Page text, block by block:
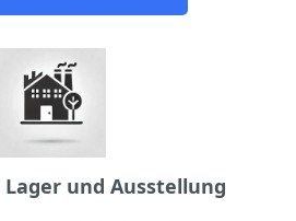
und Ausstellung